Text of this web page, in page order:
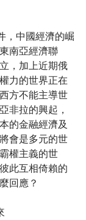
，中國經濟的崛
南亞經濟聯
，加上近期俄
力的世界正在
方不能主導世
非拉的興起，
的金融經濟及
會是多元的世
權主義的世
此互相倚賴的
回應？